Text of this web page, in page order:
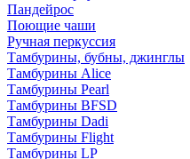
Пандейрос
Поющие чаши
Ручная перкуссия
Тамбурины, бубны, джинглы
Тамбурины Alice
Тамбурины Pearl
Тамбурины BFSD
Тамбурины Dadi
Тамбурины Flight
Тамбурины LP